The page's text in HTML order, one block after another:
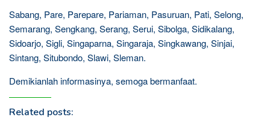
Sabang, Pare, Parepare, Pariaman, Pasuruan, Pati, Selong,
Semarang, Sengkang, Serang, Serui, Sibolga, Sidikalang,
Sidoarjo, Sigli, Singaparna, Singaraja, Singkawang, Sinjai,
Sintang, Situbondo, Slawi, Sleman.
Demikianlah informasinya, semoga bermanfaat.
Related posts: